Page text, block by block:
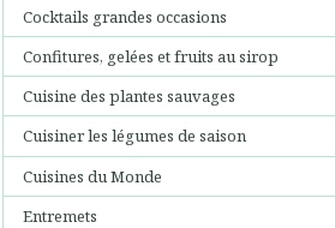
Cocktails grandes occasions
Confitures, gelées et fruits au sirop
Cuisine des plantes sauvages
Cuisiner les légumes de saison
Cuisines du Monde
Entremets